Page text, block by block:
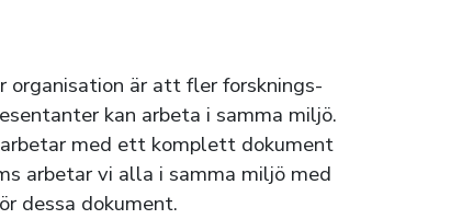
organisation är att fler forsknings-
kan arbeta i samma miljö.
med ett komplett dokument
arbetar vi alla i samma miljö med
dessa dokument.